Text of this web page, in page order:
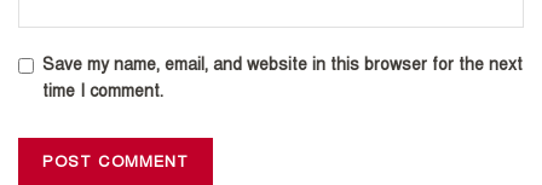
Save my name, email, and website in this browser for the next
time I comment.